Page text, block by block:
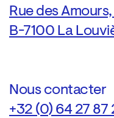
Rue des Amours,
B-7100 La
Nous contacter
+32 (0) 64 27 87